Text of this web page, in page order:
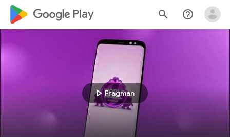
google_logo Play search help_outline
play_arrowFragman